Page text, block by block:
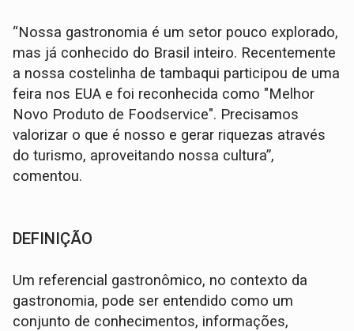
“Nossa gastronomia é um setor pouco explorado,
mas já conhecido do Brasil inteiro. Recentemente
a nossa costelinha de tambaqui participou de uma
feira nos EUA e foi reconhecida como "Melhor
Novo Produto de Foodservice". Precisamos
valorizar o que é nosso e gerar riquezas através
do turismo, aproveitando nossa cultura”,
comentou.
DEFINIÇÃO
Um referencial gastronômico, no contexto da
gastronomia, pode ser entendido como um
conjunto de conhecimentos, informações,